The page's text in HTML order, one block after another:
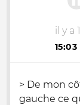
il y a
> De mon
gauche ce